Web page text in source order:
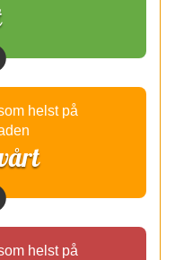
helst på
helst på